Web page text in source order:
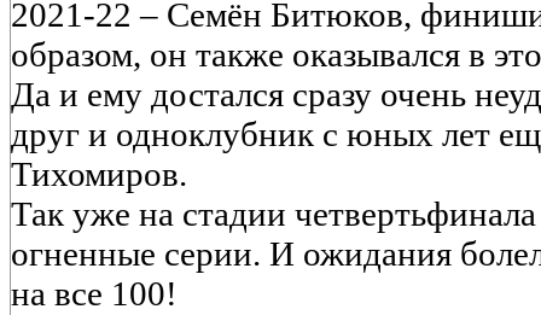
2021-22 – Семён Битюков,
образом, он также оказывался в
Да и ему достался сразу очень
друг и одноклубник с юных лет
Тихомиров.
Так уже на стадии
огненные серии. И ожидания
на все 100!